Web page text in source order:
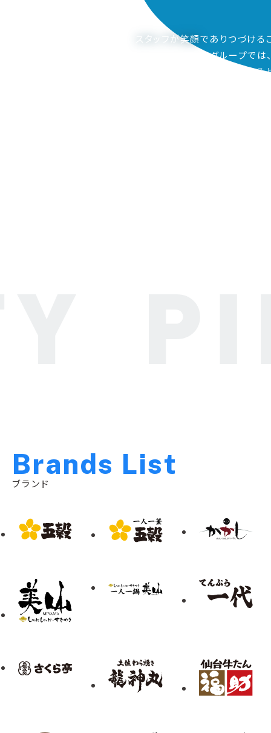
スタッフが笑顔でありつづける
ピアーサーティーグループでは
ご家族も笑顔になってもらえる
Brands List
ブランド